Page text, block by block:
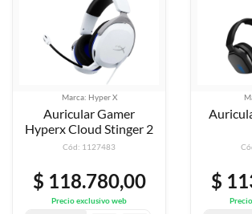
Marca: Hyper X
Auricular Gamer
Hyperx Cloud Stinger 2
Cód: 1127483
$ 118.780,00
Precio exclusivo web
$